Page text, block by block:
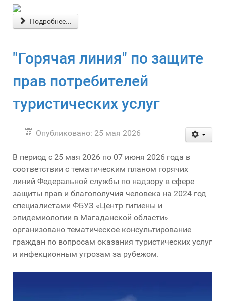
Подробнее...
"Горячая линия" по защите
прав потребителей
туристических услуг
Опубликовано: 25 мая 2026
В период с 25 мая 2026 по 07 июня 2026 года в
соответствии с тематическим планом горячих
линий Федеральной службы по надзору в сфере
защиты прав и благополучия человека на 2024 год
специалистами ФБУЗ «Центр гигиены и
эпидемиологии в Магаданской области»
организовано тематическое консультирование
граждан по вопросам оказания туристических услуг
и инфекционным угрозам за рубежом.